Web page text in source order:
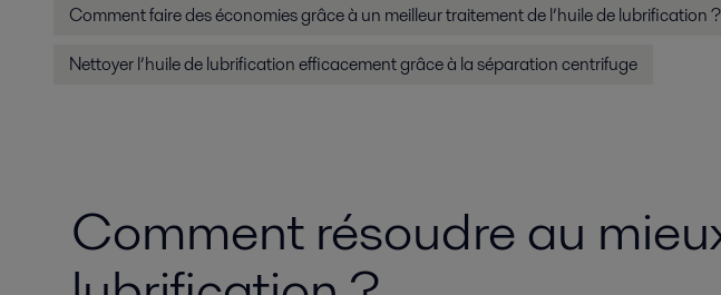
Comment faire des économies grâce à un meilleur traitement de l’huile de lubrification ?
Nettoyer l’huile de lubrification efficacement grâce à la séparation centrifuge
Comment résoudre au